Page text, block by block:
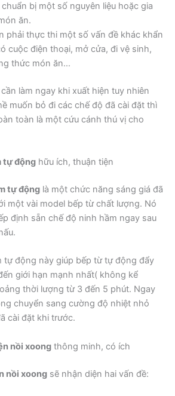
bị một số nguyên liệu hoặc gia
ăn.
phải thực thi một số vấn đề khác khẩn
cuộc điện thoại, mở cửa, đi vệ sinh,
thức món ăn…
làm ngay khi xuất hiện tuy nhiên
muốn bỏ đi các chế độ đã cài đặt thì
toàn là một cứu cánh thú vị cho
tự động hữu ích, thuận tiện
tự động là một chức năng sáng giá đã
một vài model bếp từ chất lượng. Nó
định sẵn chế độ ninh hầm ngay sau
tự động này giúp bếp từ tự động đẩy
giới hạn mạnh nhất( không kể
thời lượng từ 3 đến 5 phút. Ngay
chuyển sang cường độ nhiệt nhỏ
cài đặt khi trước.
nồi xoong thông minh, có ích
nồi xoong sẽ nhận diện hai vấn đề: